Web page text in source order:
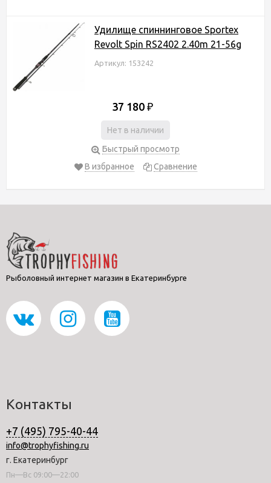
Удилище спиннинговое Sportex
Revolt Spin RS2402 2.40m 21-56g
Артикул: 153242
37 180 ₽
Нет в наличии
Быстрый просмотр
В избранное
Сравнение
Рыболовный интернет магазин в Екатеринбурге
Контакты
+7 (495) 795-40-44
info@trophyfishing.ru
г. Екатеринбург
Пн—Вс 09:00—22:00